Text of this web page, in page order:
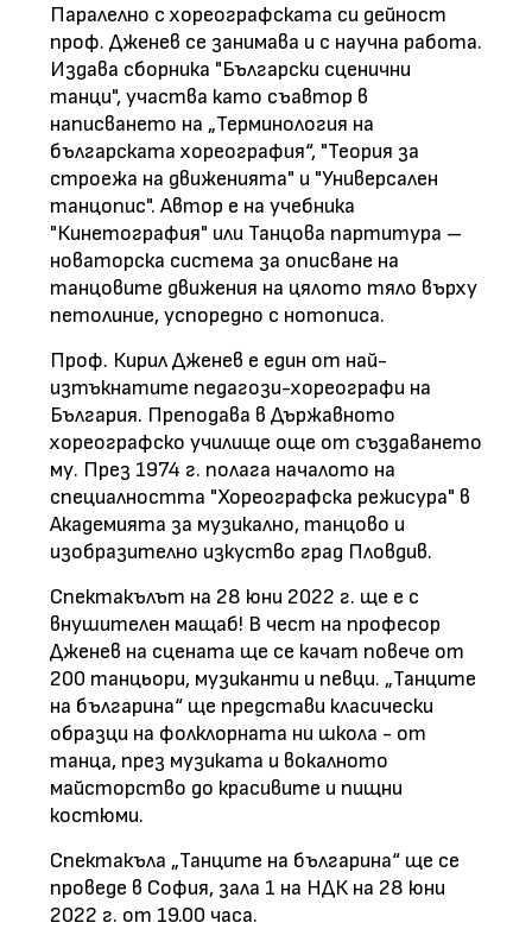
Паралелно с хореографската си дейност
проф. Дженев се занимава и с научна работа.
Издава сборника "Български сценични
танци", участва като съавтор в
написването на „Терминология на
българската хореография“, "Теория за
строежа на движенията" и "Универсален
танцопис". Автор е на учебника
"Кинетография" или Танцова партитура –
новаторска система за описване на
танцовите движения на цялото тяло върху
петолиние, успоредно с нотописа.
Проф. Кирил Дженев е един от най-
изтъкнатите педагози-хореографи на
България. Преподава в Държавното
хореографско училище още от създаването
му. През 1974 г. полага началото на
специалността "Хореографска режисура" в
Академията за музикално, танцово и
изобразително изкуство град Пловдив.
Спектакълът на 28 юни 2022 г. ще е с
внушителен мащаб! В чест на професор
Дженев на сцената ще се качат повече от
200 танцьори, музиканти и певци. „Танците
на българина“ ще представи класически
образци на фолклорната ни школа - от
танца, през музиката и вокалното
майсторство до красивите и пищни
костюми.
Спектакъла „Танците на българина“ ще се
проведе в София, зала 1 на НДК на 28 юни
2022 г. от 19.00 часа.